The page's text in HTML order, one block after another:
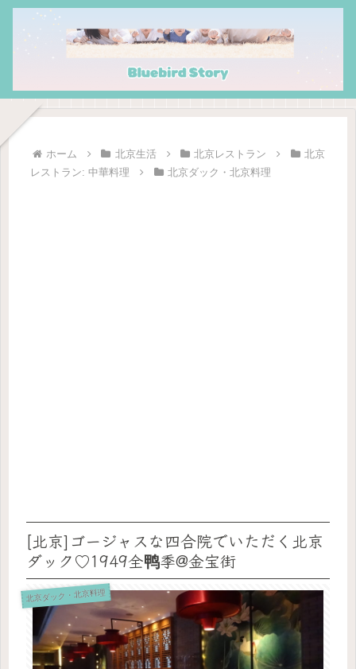
ホーム 北京生活 北京レストラン
北京
レストラン: 中華料理
北京ダック・北京料理
[北京]ゴージャスな四合院でいただく北京
ダック♡1949全鸭季@金宝街
北京ダック・北京料理